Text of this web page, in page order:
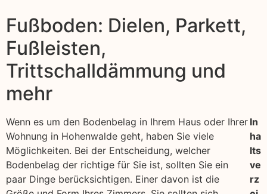
Fußboden: Dielen, Parkett,
Fußleisten,
Trittschalldämmung und
mehr
Wenn es um den Bodenbelag in Ihrem Haus oder Ihrer
Wohnung in Hohenwalde geht, haben Sie viele
Möglichkeiten. Bei der Entscheidung, welcher
Bodenbelag der richtige für Sie ist, sollten Sie ein
paar Dinge berücksichtigen. Einer davon ist die
In
ha
lts
ve
rz